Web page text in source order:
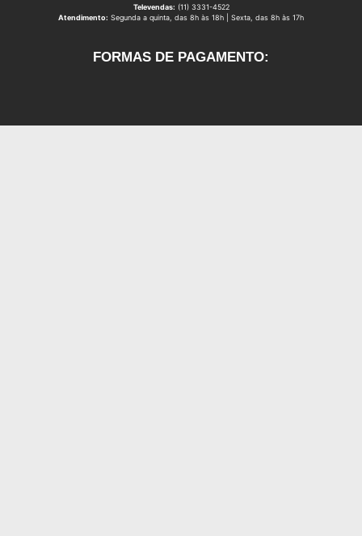
Televendas: (11) 3331-4522
Atendimento: Segunda a quinta, das 8h às 18h | Sexta, das 8h às 17h
FORMAS DE PAGAMENTO: